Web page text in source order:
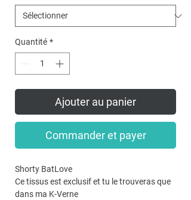
Quantité *
Ajouter au panier
Commander et payer
Shorty BatLove
Ce tissus est exclusif et tu le trouveras que
dans ma K-Verne